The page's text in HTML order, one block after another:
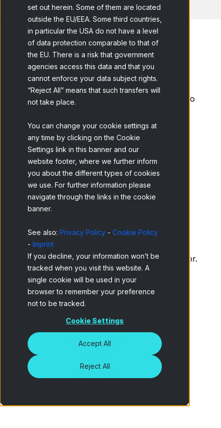
set out herein. Some of them are located
outside the EU/EEA. Some third countries,
in particular the USA do not have a level
of data protection comparable to that of
the EU. There is a risk that government
agencies access this data and that you
cannot enforce your data subject rights.
“Reject All” means that such transfers will
not take place.
You can change your cookie settings at
any time by clicking on the Cookie
Settings link in this banner and our
website footer, where we further inform
you about the different types of cookies
we use. For further information please
navigate through the links in the cookie
banner.
See also: Privacy Policy - Cookie Policy
- Imprint
If you decline, your information won’t be
tracked when you visit this website. A
single cookie will be used in your
browser to remember your preference
not to be tracked.
Cookie Settings
Accept All
Reject All
Home Blog Nuevo diseño de la...
Hoy llega a nuestras manos el último número
Aedemo . Queremos felicitar al equipo de
redacción por el cambio de diseño y la
incorporación de nuevos contenidos.
La revista de este mes está dedicada a las
nuevas tecnologías y el cambio social, con
artículos sobre redes sociales, escenarios
virtuales, tendencias, etc.
opinión, una de asociaciones y eventos de
Aedemo, y una última muy interesante con
críticas de novedades bibliográficas del sector.
¡Enhorabuena!